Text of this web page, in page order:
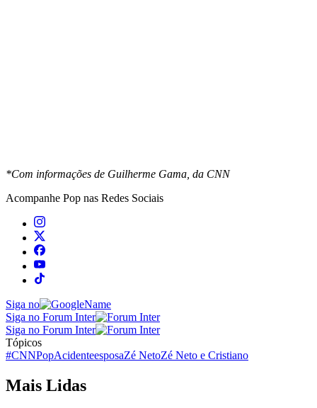
*Com informações de Guilherme Gama, da CNN
Acompanhe Pop nas Redes Sociais
Siga no
Siga no Forum Inter
Siga no Forum Inter
Tópicos
#CNNPopAcidenteesposaZé NetoZé Neto e Cristiano
Mais Lidas